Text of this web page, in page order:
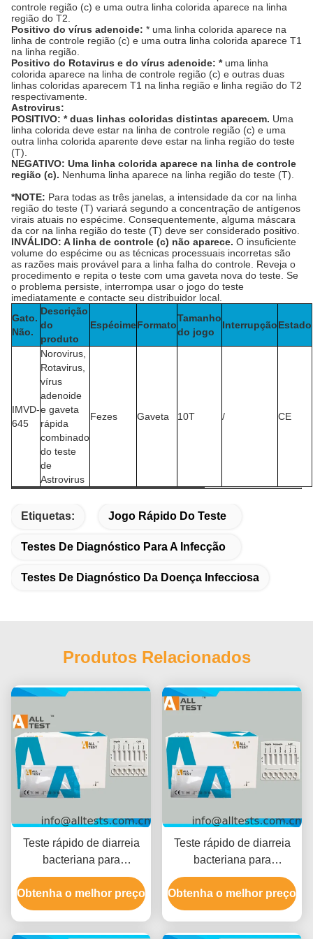
controle região (c) e uma outra linha colorida aparece na linha
região do T2.
Positivo do vírus adenoide: * uma linha colorida aparece na
linha de controle região (c) e uma outra linha colorida aparece T1
na linha região.
Positivo do Rotavirus e do vírus adenoide: *uma linha
colorida aparece na linha de controle região (c) e outras duas
linhas coloridas aparecem T1 na linha região e linha região do T2
respectivamente.
Astrovirus:
POSITIVO: * duas linhas coloridas distintas aparecem. Uma
linha colorida deve estar na linha de controle região (c) e uma
outra linha colorida aparente deve estar na linha região do teste
(T).
NEGATIVO: Uma linha colorida aparece na linha de controle
região (c). Nenhuma linha aparece na linha região do teste (T).
*NOTE: Para todas as três janelas, a intensidade da cor na linha
região do teste (T) variará segundo a concentração de antígenos
virais atuais no espécime. Consequentemente, alguma máscara
da cor na linha região do teste (T) deve ser considerado positivo.
INVÁLIDO: A linha de controle (c) não aparece. O insuficiente
volume do espécime ou as técnicas processuais incorretas são
as razões mais provável para a linha falha do controle. Reveja o
procedimento e repita o teste com uma gaveta nova do teste. Se
o problema persiste, interrompa usar o jogo do teste
imediatamente e contacte seu distribuidor local.
Gato.
Não.
Descrição
do
produto
EspécimeFormato
Tamanho
do jogo
InterrupçãoEstado
IMVD-
645
Norovirus,
Rotavirus,
vírus
adenoide
e gaveta
rápida
combinado
do teste
de
Astrovirus
Fezes Gaveta 10T / CE
Etiquetas: Jogo Rápido Do Teste
Testes De Diagnóstico Para A Infecção
Testes De Diagnóstico Da Doença Infecciosa
Produtos Relacionados
Teste rápido de diarreia
bacteriana para
Shigella/Cholerae/C.diff
com tempo de leitura de
10 minutos, certificado
Obtenha o melhor preço
Teste rápido de diarreia
bacteriana para
Shigella/Salmonella/C.diff
com resultados rápidos
em 10 minutos, alta
Obtenha o melhor preço